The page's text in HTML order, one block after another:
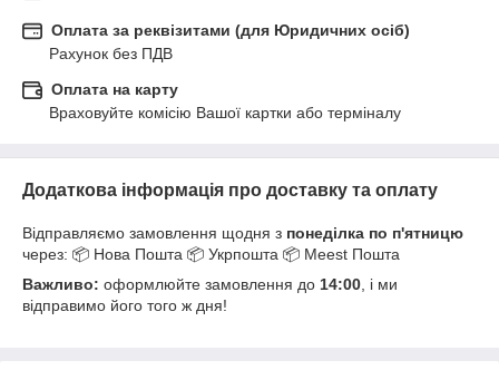
Оплата за реквізитами (для Юридичних осіб)
Рахунок без ПДВ
Оплата на карту
Враховуйте комісію Вашої картки або терміналу
Додаткова інформація про доставку та оплату
Відправляємо замовлення щодня з понеділка по п'ятницю
через: 📦 Нова Пошта 📦 Укрпошта 📦 Meest Пошта
Важливо: оформлюйте замовлення до 14:00, і ми
відправимо його того ж дня!